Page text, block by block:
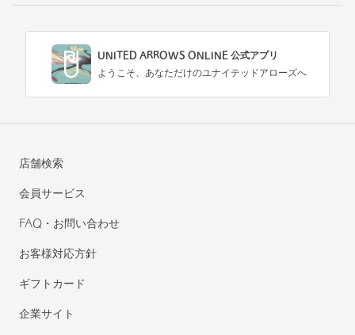
UNITED ARROWS ONLINE 公式アプリ
ようこそ、あなただけのユナイテッドアローズへ
店舗検索
会員サービス
FAQ・お問い合わせ
お客様対応方針
ギフトカード
企業サイト